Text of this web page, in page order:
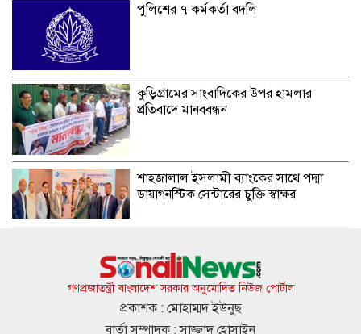
পুলিশের ৭ কর্মকর্তা বদলি
কুড়িগ্রামের সাংবাদিকের উপর হামলার
প্রতিবাদে মানববন্ধন
শাহ্জালাল ইসলামী ব্যাংকের সাথে পদ্মা
ডায়াগনস্টিক সেন্টারের চুক্তি স্বাক্ষর
খুলনায় অস্ত্রসহ সন্ত্রাসী গ্রুপের সদস্য রুবেল
গ্রেপ্তার
গণপ্রজাতন্ত্রী বাংলাদেশ সরকার অনুমোদিত নিউজ পোর্টাল
প্রকাশক : মোহাম্মদ ইউনুছ
বার্তা সম্পাদক : সাজ্জাদ হোসাইন